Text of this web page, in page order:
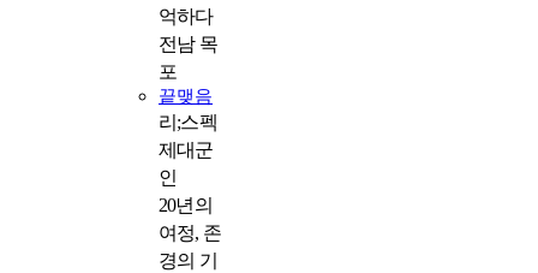
억하다
전남 목
포
끝맺음
리;스펙
제대군
인
20년의
여정, 존
경의 기